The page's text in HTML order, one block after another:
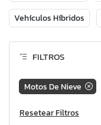
Vehículos Híbridos
FILTROS
Motos De Nieve